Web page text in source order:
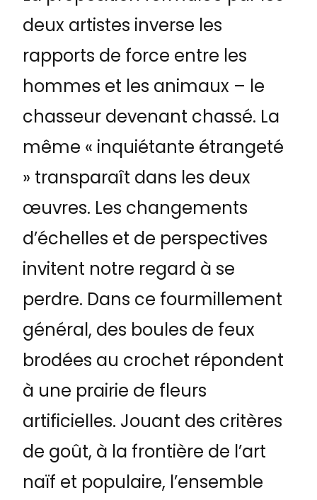
deux artistes inverse les
rapports de force entre les
hommes et les animaux – le
chasseur devenant chassé. La
même « inquiétante étrangeté
» transparaît dans les deux
œuvres. Les changements
d’échelles et de perspectives
invitent notre regard à se
perdre. Dans ce fourmillement
général, des boules de feux
brodées au crochet répondent
à une prairie de fleurs
artificielles. Jouant des critères
de goût, à la frontière de l’art
naïf et populaire, l’ensemble